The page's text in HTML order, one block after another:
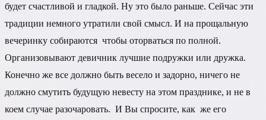
будет счастливой и гладкой. Ну это было раньше. Сейчас эти
традиции немного утратили свой смысл. И на прощальную
вечеринку собираются чтобы оторваться по полной.
Организовывают девичник лучшие подружки или дружка.
Конечно же все должно быть весело и задорно, ничего не
должно смутить будущую невесту на этом празднике, и не в
коем случае разочаровать. И Вы спросите, как же его